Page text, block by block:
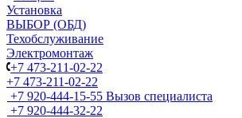
Установка
ВЫБОР (ОБД)
Техобслуживание
Электромонтаж
+7 473-211-02-22
+7 473-211-02-22
+7 920-444-15-55 Вызов специалиста
+7 920-444-32-22